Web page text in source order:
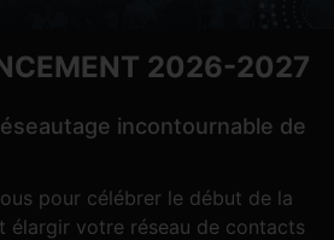
2026-2027
incontournable de
pour célébrer le début de la
élargir votre réseau de contacts